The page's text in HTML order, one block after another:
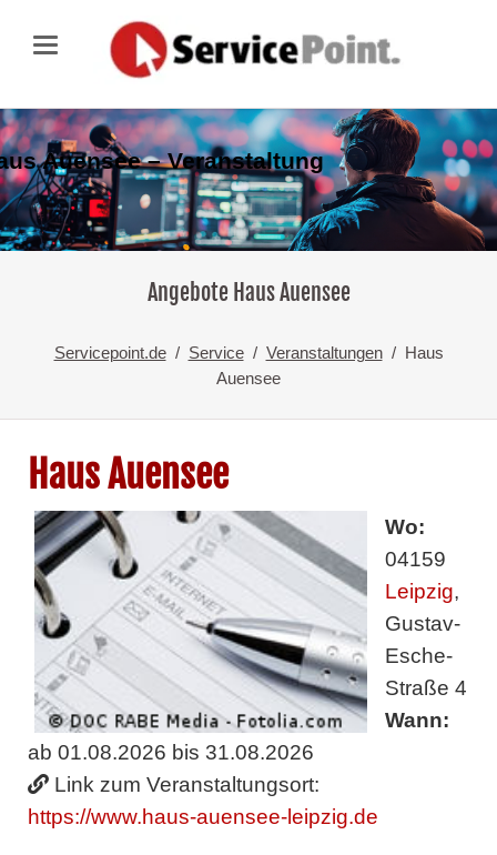
Auensee – Veranstaltung
Angebote Haus Auensee
Servicepoint.de Service Veranstaltungen
Haus
Auensee
Haus Auensee
Wo:
04159
Leipzig,
Gustav-
Esche-
Straße 4
Wann:
ab 01.08.2026 bis 31.08.2026
Link zum Veranstaltungsort:
https://www.haus-auensee-leipzig.de